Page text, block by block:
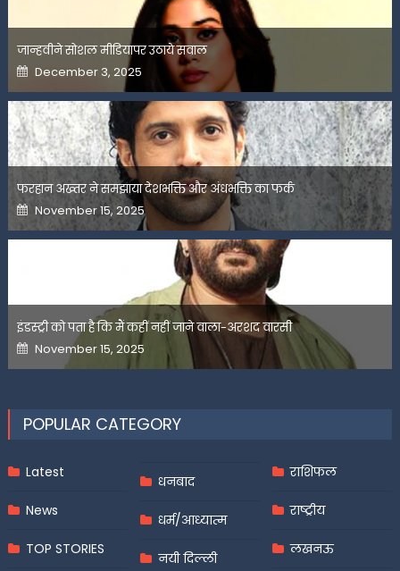
जान्हवीने सोशल मीडियापर उठाये सवाल
Posted
on
December 3, 2025
फरहान अख्तर ने समझाया देशभक्ति और अंधभक्ति का फर्क
Posted
on
November 15, 2025
इंडस्ट्री को पता है कि मैं कहीं नहीं जाने वाला-अरशद वारसी
Posted
on
November 15, 2025
POPULAR CATEGORY
Latest
News
TOP STORIES
धनबाद
धर्म/आध्यात्म
नयी दिल्ली
राशिफल
राष्ट्रीय
लखनऊ